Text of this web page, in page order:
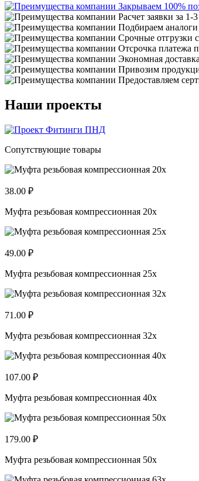
Закрываем 100%
Расчет заявки за 1-
Подбираем
Срочные отгрузки
Отсрочка платежа
Экономная
Привозим
Предоставляем
Наши проекты
Сопутствующие товары
38.00 ₽
Муфта резьбовая компрессионная 20x
49.00 ₽
Муфта резьбовая компрессионная 25x
71.00 ₽
Муфта резьбовая компрессионная 32x
107.00 ₽
Муфта резьбовая компрессионная 40x
179.00 ₽
Муфта резьбовая компрессионная 50x